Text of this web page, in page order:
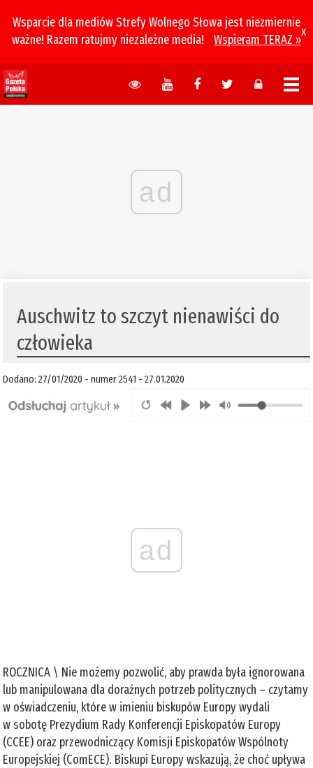
Wsparcie dla mediów Strefy Wolnego Słowa jest niezmiernie
ważne! Razem ratujmy niezależne media!
Wspieram TERAZ »
x
ad
Auschwitz to szczyt nienawiści do
człowieka
Dodano: 27/01/2020 - numer 2541 - 27.01.2020
ad
ROCZNICA \ Nie możemy pozwolić, aby prawda była ignorowana
lub manipulowana dla doraźnych potrzeb politycznych – czytamy
w oświadczeniu, które w imieniu biskupów Europy wydali
w sobotę Prezydium Rady Konferencji Episkopatów Europy
(CCEE) oraz przewodniczący Komisji Episkopatów Wspólnoty
Europejskiej (ComECE). Biskupi Europy wskazują, że choć upływa